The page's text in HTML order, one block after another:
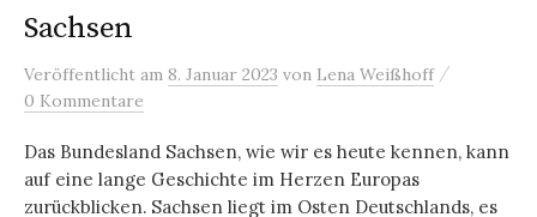
Sachsen
Veröffentlicht am 8. Januar 2023 von Lena Weißhoff /
0 Kommentare
Das Bundesland Sachsen, wie wir es heute kennen, kann
auf eine lange Geschichte im Herzen Europas
zurückblicken. Sachsen liegt im Osten Deutschlands, es